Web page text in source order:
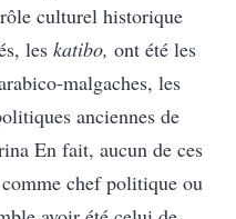
culturel historique
les katibo, ont été les
malgaches, les
anciennes de
En fait, aucun de ces
chef politique ou